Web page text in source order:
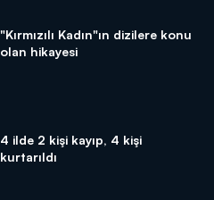
"Kırmızılı Kadın"ın dizilere konu
olan hikayesi
4 ilde 2 kişi kayıp, 4 kişi
kurtarıldı